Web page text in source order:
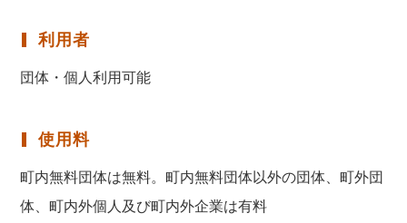
利用者
団体・個人利用可能
使用料
町内無料団体は無料。町内無料団体以外の団体、町外団
体、町内外個人及び町内外企業は有料